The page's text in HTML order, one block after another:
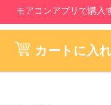
モアコンアプリで購入
カートに入